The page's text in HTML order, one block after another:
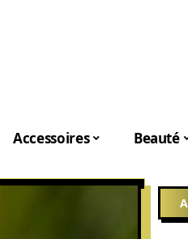
Accessoires Beauté